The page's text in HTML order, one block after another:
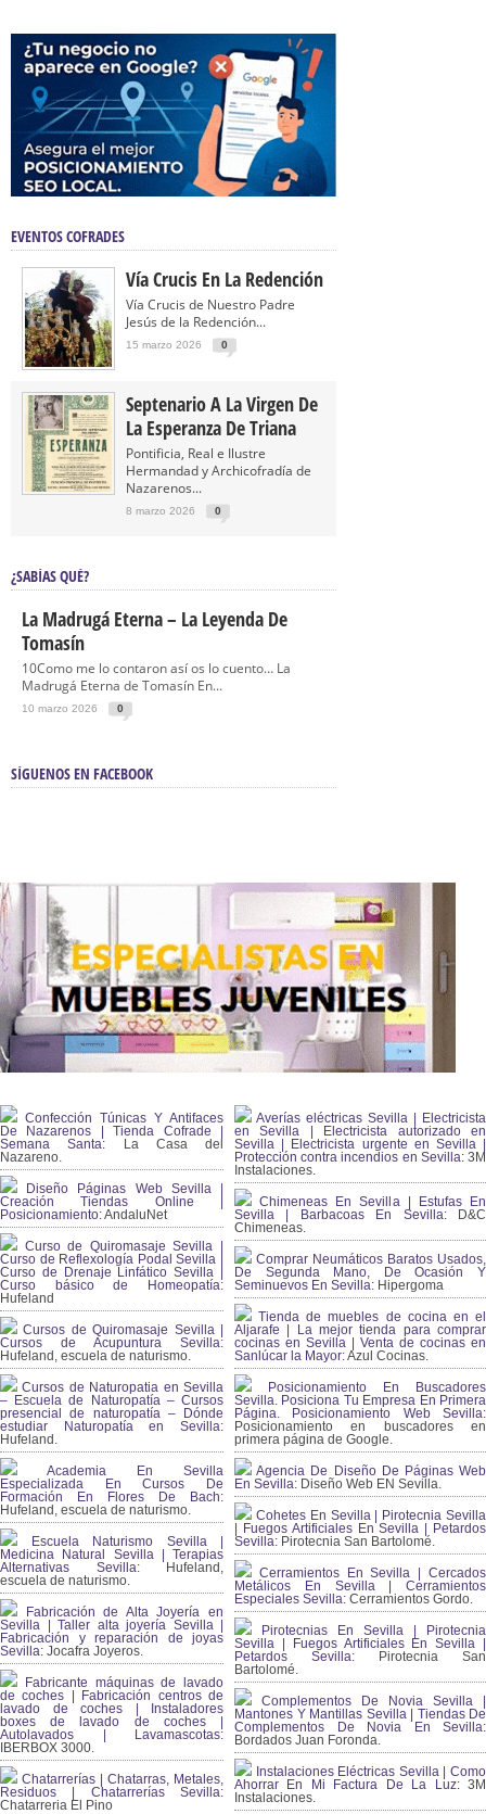
EVENTOS COFRADES
Vía Crucis En La Redención
Vía Crucis de Nuestro Padre
Jesús de la Redención...
15 marzo 2026 0
Septenario A La Virgen De
La Esperanza De Triana
Pontificia, Real e Ilustre
Hermandad y Archicofradía de
Nazarenos...
8 marzo 2026 0
¿SABÍAS QUÉ?
La Madrugá Eterna – La Leyenda De
Tomasín
10Como me lo contaron así os lo cuento… La
Madrugá Eterna de Tomasín En...
10 marzo 2026 0
SÍGUENOS EN FACEBOOK
Confección Túnicas Y Antifaces
De Nazarenos | Tienda Cofrade |
Semana Santa: La Casa del
Nazareno.
Diseño Páginas Web Sevilla |
Creación Tiendas Online |
Posicionamiento:AndaluNet
Curso de Quiromasaje Sevilla |
Curso de Reflexología Podal Sevilla |
Curso de Drenaje Linfático Sevilla |
Curso básico de Homeopatía:
Hufeland
Cursos de Quiromasaje Sevilla |
Cursos de Acupuntura Sevilla:
Hufeland, escuela de naturismo.
Cursos de Naturopatia en Sevilla
– Escuela de Naturopatía – Cursos
presencial de naturopatía – Dónde
estudiar Naturopatía en Sevilla:
Hufeland.
Academia En Sevilla
Especializada En Cursos De
Formación En Flores De Bach:
Hufeland, escuela de naturismo.
Escuela Naturismo Sevilla |
Medicina Natural Sevilla | Terapias
Alternativas Sevilla: Hufeland,
escuela de naturismo.
Fabricación de Alta Joyería en
Sevilla | Taller alta joyería Sevilla |
Fabricación y reparación de joyas
Sevilla: Jocafra Joyeros.
Fabricante máquinas de lavado
de coches | Fabricación centros de
lavado de coches | Instaladores
boxes de lavado de coches |
Autolavados | Lavamascotas:
IBERBOX 3000.
Chatarrerías | Chatarras, Metales,
Residuos | Chatarrerías Sevilla:
Chatarreria El Pino
Averías eléctricas Sevilla | Electricista
en Sevilla | Electricista autorizado en
Sevilla | Electricista urgente en Sevilla |
Protección contra incendios en Sevilla:3M
Instalaciones.
Chimeneas En Sevilla | Estufas En
Sevilla | Barbacoas En Sevilla:D&C
Chimeneas.
Comprar Neumáticos Baratos Usados,
De Segunda Mano, De Ocasión Y
Seminuevos En Sevilla: Hipergoma
Tienda de muebles de cocina en el
Aljarafe | La mejor tienda para comprar
cocinas en Sevilla | Venta de cocinas en
Sanlúcar la Mayor:Azul Cocinas.
Posicionamiento En Buscadores
Sevilla. Posiciona Tu Empresa En Primera
Página. Posicionamiento Web Sevilla:
Posicionamiento en buscadores en
primera página de Google.
Agencia De Diseño De Páginas Web
En Sevilla: Diseño Web EN Sevilla.
Cohetes En Sevilla | Pirotecnia Sevilla
| Fuegos Artificiales En Sevilla | Petardos
Sevilla: Pirotecnia San Bartolomé.
Cerramientos En Sevilla | Cercados
Metálicos En Sevilla | Cerramientos
Especiales Sevilla: Cerramientos Gordo.
Pirotecnias En Sevilla | Pirotecnia
Sevilla | Fuegos Artificiales En Sevilla |
Petardos Sevilla: Pirotecnia San
Bartolomé.
Complementos De Novia Sevilla |
Mantones Y Mantillas Sevilla | Tiendas De
Complementos De Novia En Sevilla:
Bordados Juan Foronda.
Instalaciones Eléctricas Sevilla | Como
Ahorrar En Mi Factura De La Luz:3M
Instalaciones.